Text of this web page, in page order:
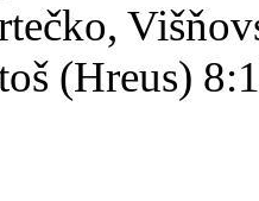
(Hreus)